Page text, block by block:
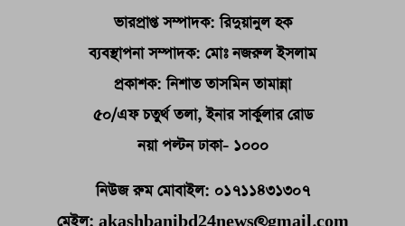
ভারপ্রাপ্ত সম্পাদক: রিদুয়ানুল হক
ব্যবস্থাপনা সম্পাদক: মোঃ নজরুল ইসলাম
প্রকাশক: নিশাত তাসমিন তামান্না
৫০/এফ চতুর্থ তলা, ইনার সার্কুলার রোড
নয়া পল্টন ঢাকা- ১০০০
নিউজ রুম মোবাইল: ০১৭১১৪৩১৩০৭